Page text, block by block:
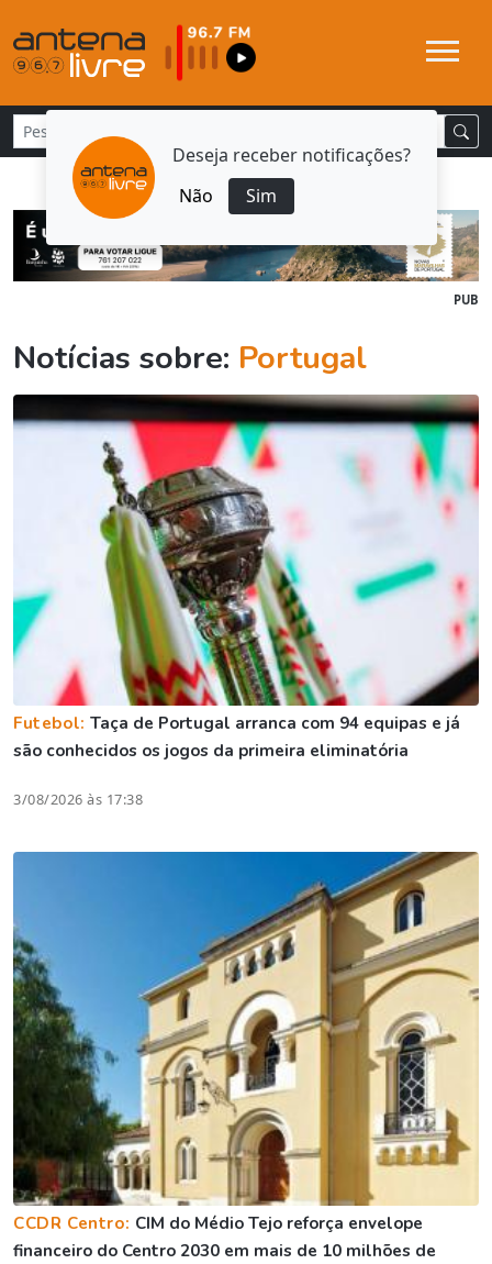
Deseja receber notificações?
Não
Sim
PUB
Notícias sobre: Portugal
Futebol:Taça de Portugal arranca com 94 equipas e já
são conhecidos os jogos da primeira eliminatória
3/08/2026 às 17:38
CCDR Centro: CIM do Médio Tejo reforça envelope
financeiro do Centro 2030 em mais de 10 milhões de